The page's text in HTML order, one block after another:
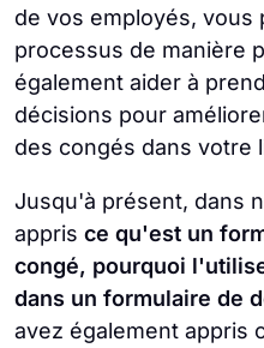
de vos employés, vous
processus de manière
également aider à
décisions pour
des congés dans votre
Jusqu'à présent, dans
appris ce qu'est un
congé, pourquoi
dans un formulaire de
avez également appris